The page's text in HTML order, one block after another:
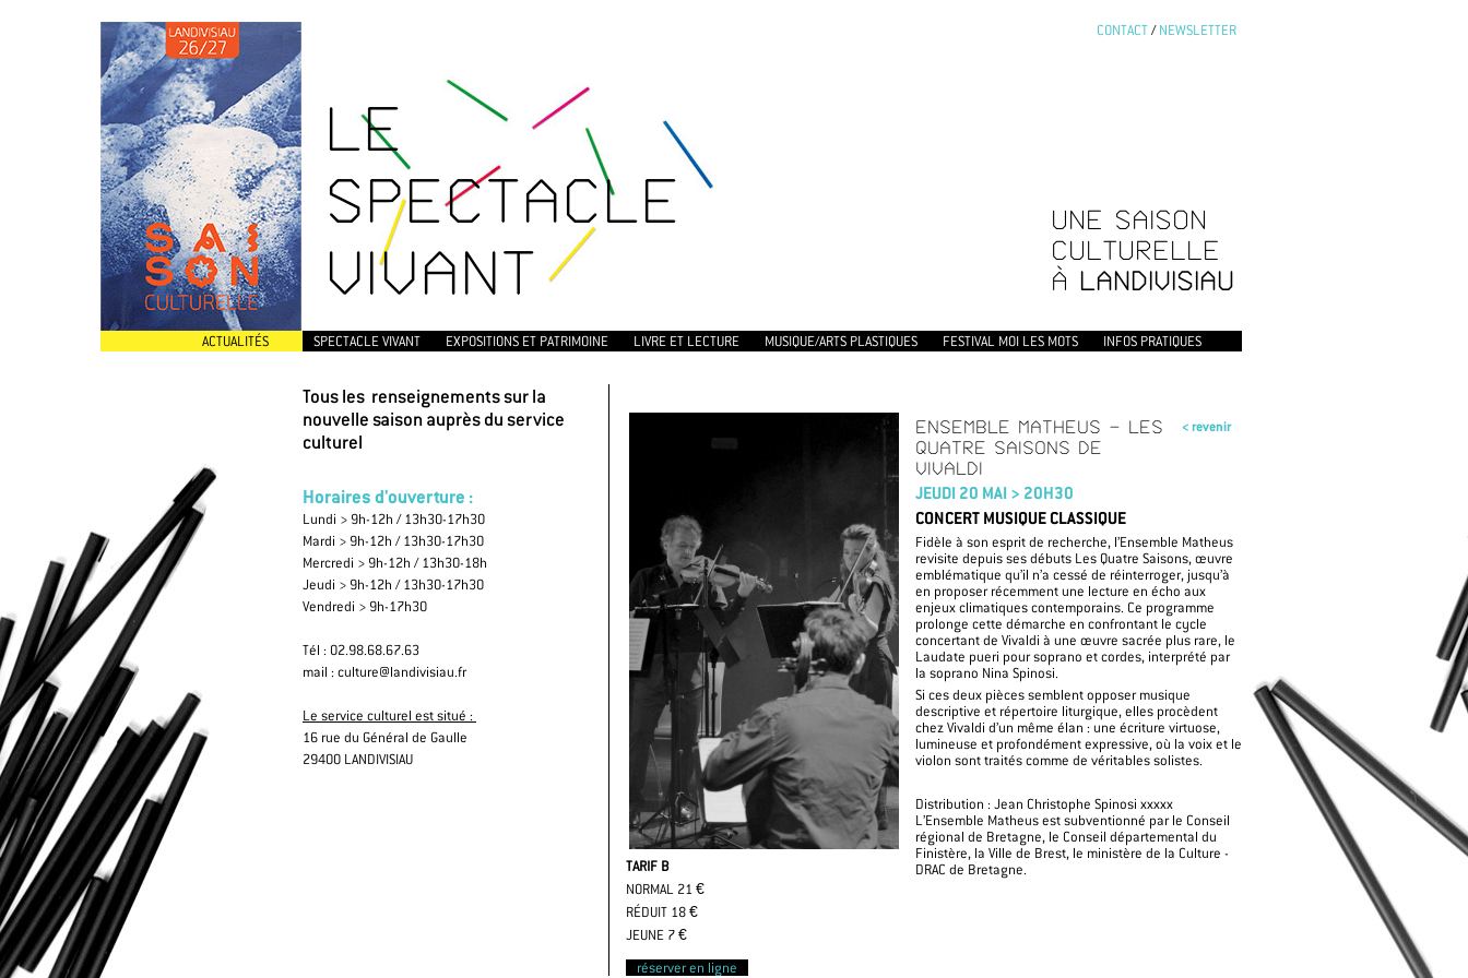
CONTACT / NEWSLETTER
LE
SPECTACLE
VIVANT
UNE SAISON
CULTURELLE
À LANDIVISIAU
ACTUALITÉS SPECTACLE VIVANT EXPOSITIONS ET PATRIMOINE LIVRE ET LECTURE MUSIQUE/ARTS PLASTIQUES FESTIVAL MOI LES MOTS INFOS PRATIQUES
Tous les renseignements sur la
nouvelle saison auprès du service
culturel
Horaires d'ouverture :
Lundi > 9h-12h / 13h30-17h30
Mardi > 9h-12h / 13h30-17h30
Mercredi > 9h-12h / 13h30-18h
Jeudi > 9h-12h / 13h30-17h30
Vendredi > 9h-17h30
Tél : 02.98.68.67.63
mail : culture@landivisiau.fr
Le service culturel est situé :
16 rue du Général de Gaulle
29400 LANDIVISIAU
TARIF B
NORMAL 21 €
RÉDUIT 18 €
JEUNE 7 €
réserver en ligne
< revenir
ENSEMBLE MATHEUS - LES
QUATRE SAISONS DE
VIVALDI
JEUDI 20 MAI > 20H30
CONCERT MUSIQUE CLASSIQUE
Fidèle à son esprit de recherche, l’Ensemble Matheus
revisite depuis ses débuts Les Quatre Saisons, œuvre
emblématique qu’il n’a cessé de réinterroger, jusqu’à
en proposer récemment une lecture en écho aux
enjeux climatiques contemporains. Ce programme
prolonge cette démarche en confrontant le cycle
concertant de Vivaldi à une œuvre sacrée plus rare, le
Laudate pueri pour soprano et cordes, interprété par
la soprano Nina Spinosi.
Si ces deux pièces semblent opposer musique
descriptive et répertoire liturgique, elles procèdent
chez Vivaldi d’un même élan : une écriture virtuose,
lumineuse et profondément expressive, où la voix et le
violon sont traités comme de véritables solistes.
Distribution : Jean Christophe Spinosi xxxxx
L’Ensemble Matheus est subventionné par le Conseil
régional de Bretagne, le Conseil départemental du
Finistère, la Ville de Brest, le ministère de la Culture -
DRAC de Bretagne.